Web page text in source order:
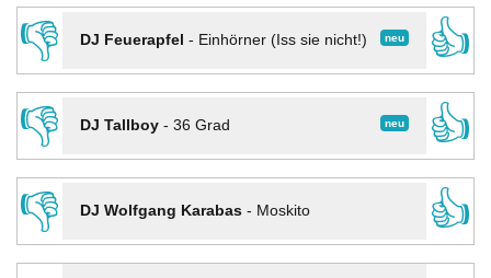
👎
neu
DJ Feuerapfel - Einhörner (Iss sie nicht!)
👍
👎
neu
DJ Tallboy- 36 Grad
👍
👎
DJ Wolfgang Karabas- Moskito
👍